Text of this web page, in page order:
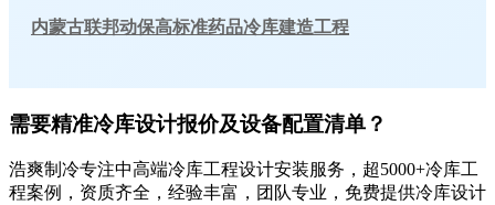
内蒙古联邦动保高标准药品冷库建造工程
需要精准冷库设计报价及设备配置清单？
浩爽制冷专注中高端冷库工程设计安装服务，超5000+冷库工
程案例，资质齐全，经验丰富，团队专业，免费提供冷库设计